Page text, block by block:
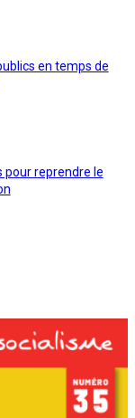
en temps de
pour reprendre le